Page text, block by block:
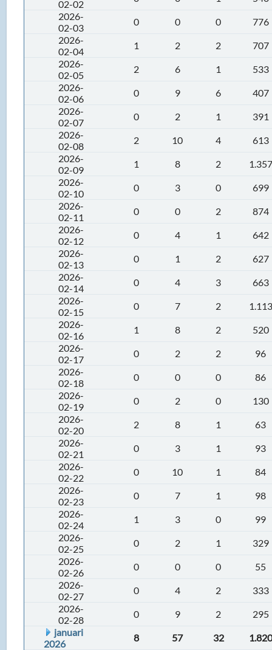
02-02
2026-
02-03
0 0 0
776
2026-
02-04
1 2 2
707
2026-
02-05
2 6 1
533
2026-
02-06
0 9 6
407
2026-
02-07
0 2 1
391
2026-
02-08
2 10 4
613
2026-
02-09
1 8 2
1.357
2026-
02-10
0 3 0
699
2026-
02-11
0 0 2
874
2026-
02-12
0 4 1
642
2026-
02-13
0 1 2
627
2026-
02-14
0 4 3
663
2026-
02-15
0 7 2
1.113
2026-
02-16
1 8 2
520
2026-
02-17
0 2 2
96
2026-
02-18
0 0 0
86
2026-
02-19
0 2 0
130
2026-
02-20
2 8 1
63
2026-
02-21
0 3 1
93
2026-
02-22
0 10 1
84
2026-
02-23
0 7 1
98
2026-
02-24
1 3 0
99
2026-
02-25
0 2 1
329
2026-
02-26
0 0 0
55
2026-
02-27
0 4 2
333
2026-
02-28
0 9 2
295
januari
2026
8 57 32
1.820